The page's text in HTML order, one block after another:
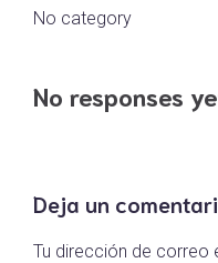
No category
No responses
Deja un
Tu dirección de correo